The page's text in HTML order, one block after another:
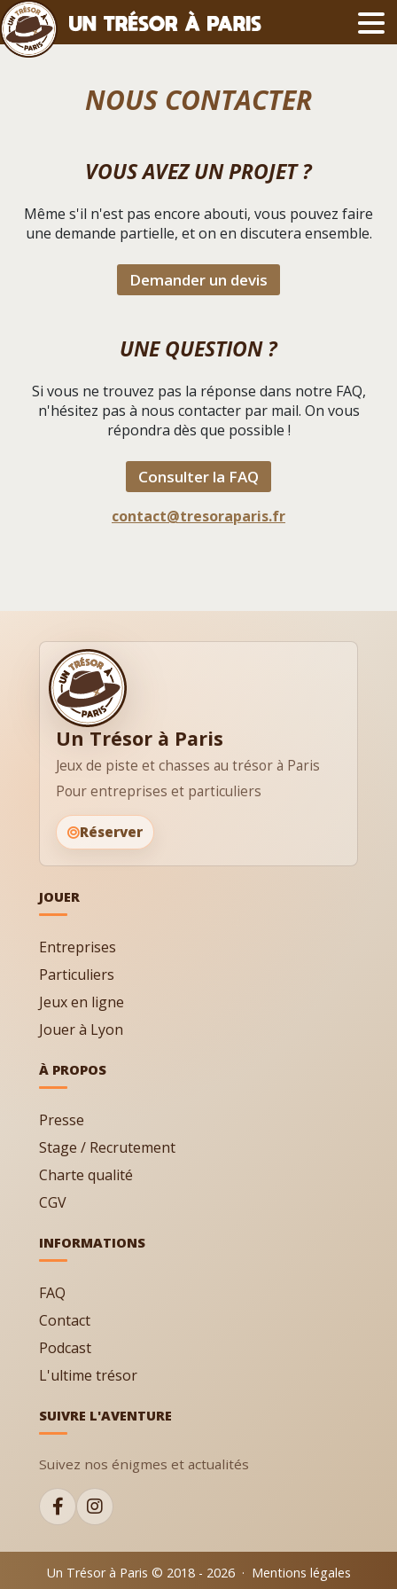
NOUS CONTACTER
VOUS AVEZ UN PROJET ?
Même s'il n'est pas encore abouti, vous pouvez faire
une demande partielle, et on en discutera ensemble.
Demander un devis
UNE QUESTION ?
Si vous ne trouvez pas la réponse dans notre FAQ,
n'hésitez pas à nous contacter par mail. On vous
répondra dès que possible !
Consulter la FAQ
contact@tresoraparis.fr
Un Trésor à Paris
Jeux de piste et chasses au trésor à Paris
Pour entreprises et particuliers
Réserver
JOUER
Entreprises
Particuliers
Jeux en ligne
Jouer à Lyon
À PROPOS
Presse
Stage / Recrutement
Charte qualité
CGV
INFORMATIONS
FAQ
Contact
Podcast
L'ultime trésor
SUIVRE L'AVENTURE
Suivez nos énigmes et actualités
Un Trésor à Paris © 2018 - 2026 · Mentions légales